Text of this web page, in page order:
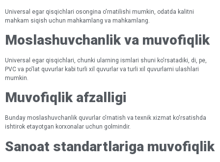
Universal egar qisqichlari osongina o'rnatilishi mumkin, odatda kalitni
mahkam siqish uchun mahkamlang va mahkamlang.
Moslashuvchanlik va muvofiqlik
Universal egar qisqichlari, chunki ularning ismlari shuni ko'rsatadiki, di, pe,
PVC va po'lat quvurlar kabi turli xil quvurlar va turli xil quvurlarni ulashlari
mumkin.
Muvofiqlik afzalligi
Bunday moslashuvchanlik quvurlar o'rnatish va texnik xizmat ko'rsatishda
ishtirok etayotgan korxonalar uchun golmindir.
Sanoat standartlariga muvofiqlik